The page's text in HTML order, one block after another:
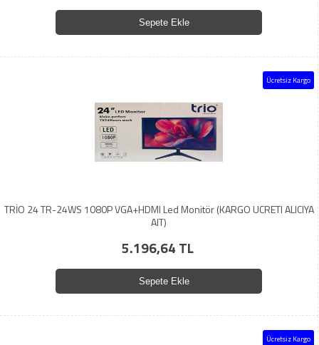
Sepete Ekle
Ücretsiz Kargo
TRİO 24 TR-24WS 1080P VGA+HDMI Led Monitör (KARGO UCRETI ALICIYA
AIT)
5.196,64 TL
Sepete Ekle
Ücretsiz Kargo